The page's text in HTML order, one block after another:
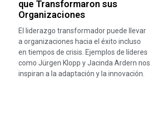
que Transformaron sus
Organizaciones
El liderazgo transformador puede llevar
a organizaciones hacia el éxito incluso
en tiempos de crisis. Ejemplos de líderes
como Jürgen Klopp y Jacinda Ardern nos
inspiran a la adaptación y la innovación.